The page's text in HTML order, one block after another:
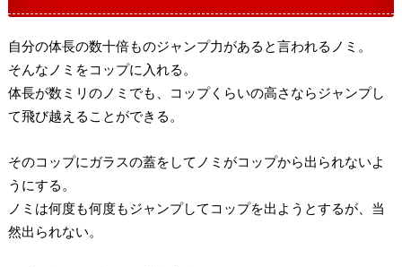
自分の体長の数十倍ものジャンプ力があると言われるノミ。
そんなノミをコップに入れる。
体長が数ミリのノミでも、コップくらいの高さならジャンプし
て飛び越えることができる。
そのコップにガラスの蓋をしてノミがコップから出られないよ
うにする。
ノミは何度も何度もジャンプしてコップを出ようとするが、当
然出られない。